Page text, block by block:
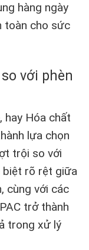
hàng ngày
toàn cho sức
với phèn
hay Hóa chất
lựa chọn
trội so với
biệt rõ rệt giữa
cùng với các
trở thành
trong xử lý